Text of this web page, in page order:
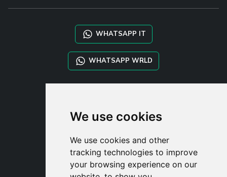
We use cookies
We use cookies and other
tracking technologies to improve
your browsing experience on our
WHATSAPP IT
WHATSAPP WRLD
TAYLOR MADE ORDERS
UŽIVATE
ZAREGISTROVA